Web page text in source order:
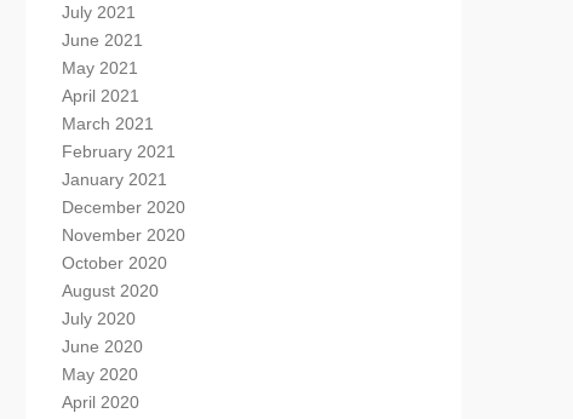
July 2021
June 2021
May 2021
April 2021
March 2021
February 2021
January 2021
December 2020
November 2020
October 2020
August 2020
July 2020
June 2020
May 2020
April 2020